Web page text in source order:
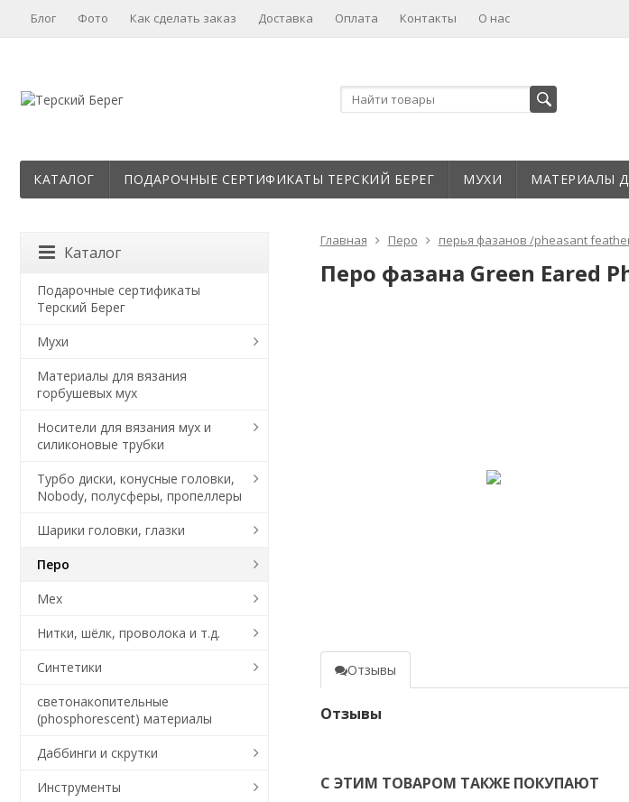
Блог Фото Как сделать заказ Доставка Оплата Контакты О нас
КАТАЛОГ ПОДАРОЧНЫЕ СЕРТИФИКАТЫ ТЕРСКИЙ БЕРЕГ МУХИ МАТЕРИАЛЫ
Главная Перо перья фазанов /pheasant
Перо фазана Green Eared
Отзывы
Отзывы
С ЭТИМ ТОВАРОМ ТАКЖЕ ПОКУПАЮТ
Каталог
Подарочные сертификаты
Терский Берег
Мухи
Материалы для вязания
горбушевых мух
Носители для вязания мух и
силиконовые трубки
Турбо диски, конусные головки,
Nobody, полусферы, пропеллеры
Шарики головки, глазки
Перо
Мех
Нитки, шёлк, проволока и т.д.
Синтетики
светонакопительные
(phosphorescent) материалы
Даббинги и скрутки
Инструменты